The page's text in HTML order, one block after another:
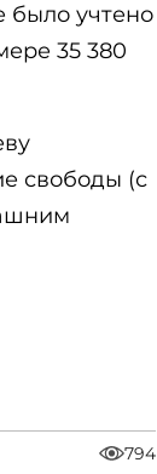
было учтено
35 380
свободы (с
794